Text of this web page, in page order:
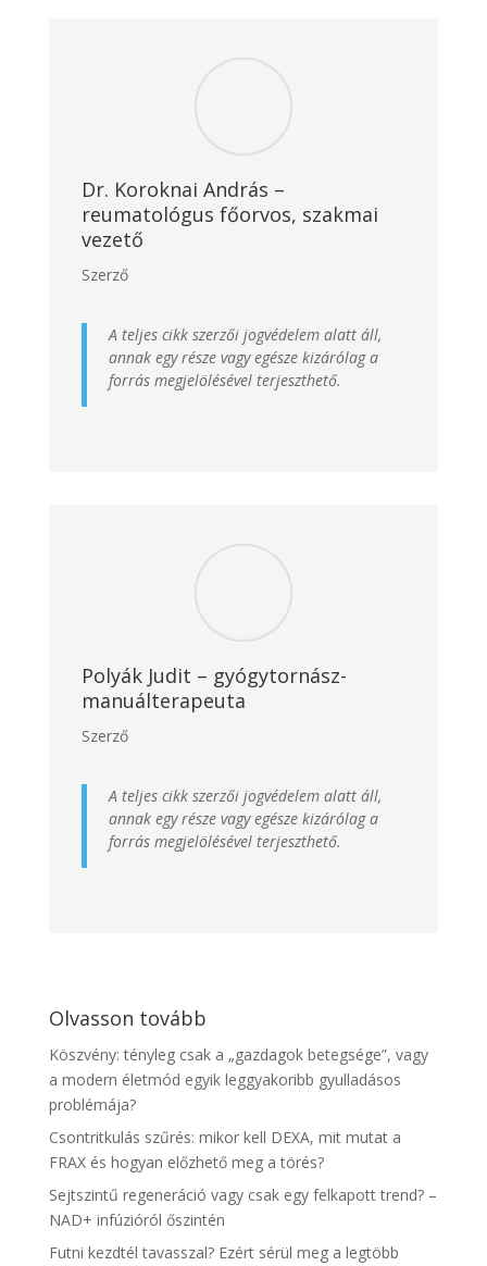
Dr. Koroknai András –
reumatológus főorvos, szakmai
vezető
Szerző
A teljes cikk szerzői jogvédelem alatt áll,
annak egy része vagy egésze kizárólag a
forrás megjelölésével terjeszthető.
Polyák Judit – gyógytornász-
manuálterapeuta
Szerző
A teljes cikk szerzői jogvédelem alatt áll,
annak egy része vagy egésze kizárólag a
forrás megjelölésével terjeszthető.
Olvasson tovább
Köszvény: tényleg csak a „gazdagok betegsége”, vagy
a modern életmód egyik leggyakoribb gyulladásos
problémája?
Csontritkulás szűrés: mikor kell DEXA, mit mutat a
FRAX és hogyan előzhető meg a törés?
Sejtszintű regeneráció vagy csak egy felkapott trend? –
NAD+ infúzióról őszintén
Futni kezdtél tavasszal? Ezért sérül meg a legtöbb